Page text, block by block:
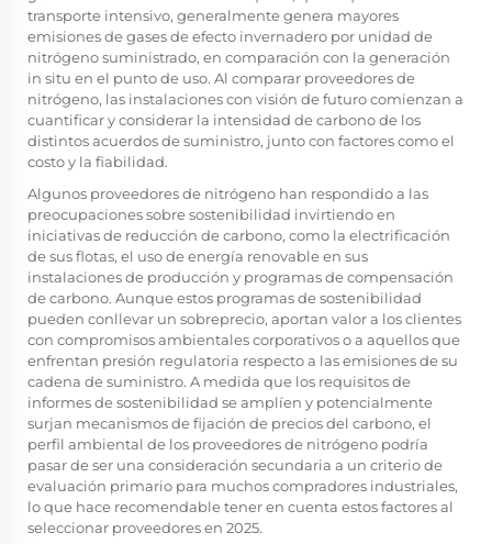
transporte intensivo, generalmente genera mayores
emisiones de gases de efecto invernadero por unidad de
nitrógeno suministrado, en comparación con la generación
in situ en el punto de uso. Al comparar proveedores de
nitrógeno, las instalaciones con visión de futuro comienzan a
cuantificar y considerar la intensidad de carbono de los
distintos acuerdos de suministro, junto con factores como el
costo y la fiabilidad.
Algunos proveedores de nitrógeno han respondido a las
preocupaciones sobre sostenibilidad invirtiendo en
iniciativas de reducción de carbono, como la electrificación
de sus flotas, el uso de energía renovable en sus
instalaciones de producción y programas de compensación
de carbono. Aunque estos programas de sostenibilidad
pueden conllevar un sobreprecio, aportan valor a los clientes
con compromisos ambientales corporativos o a aquellos que
enfrentan presión regulatoria respecto a las emisiones de su
cadena de suministro. A medida que los requisitos de
informes de sostenibilidad se amplíen y potencialmente
surjan mecanismos de fijación de precios del carbono, el
perfil ambiental de los proveedores de nitrógeno podría
pasar de ser una consideración secundaria a un criterio de
evaluación primario para muchos compradores industriales,
lo que hace recomendable tener en cuenta estos factores al
seleccionar proveedores en 2025.